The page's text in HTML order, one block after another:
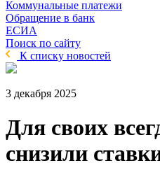
Коммунальные платежи
Обращение в банк
ЕСИА
Поиск по сайту
К списку новостей
3 декабря 2025
Для своих
снизили